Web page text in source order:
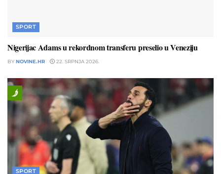
SPORT
Nigerijac Adams u rekordnom transferu preselio u Veneziju
BY NOVINE.HR 22. SRPNJA 2026.
SPORT